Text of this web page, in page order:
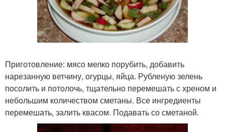
Приготовление: мясо мелко порубить, добавить
нарезанную ветчину, огурцы, яйца. Рубленую зелень
посолить и потолочь, тщательно перемешать с хреном и
небольшим количеством сметаны. Все ингредиенты
перемешать, залить квасом. Подавать со сметаной.